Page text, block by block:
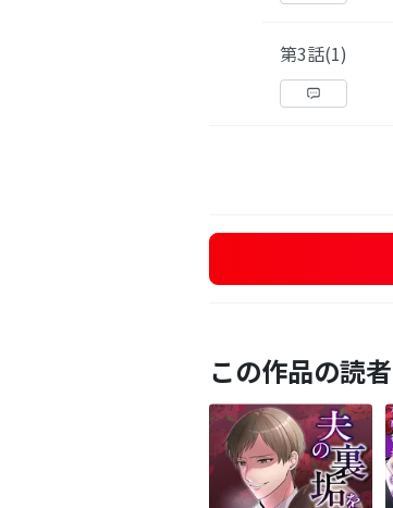
第3話(1)
この作品の読